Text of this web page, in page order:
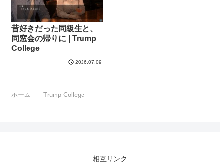
昔好きだった同級生と、
同窓会の帰りに | Trump
College
2026.07.09
ホーム Trump College
相互リンク